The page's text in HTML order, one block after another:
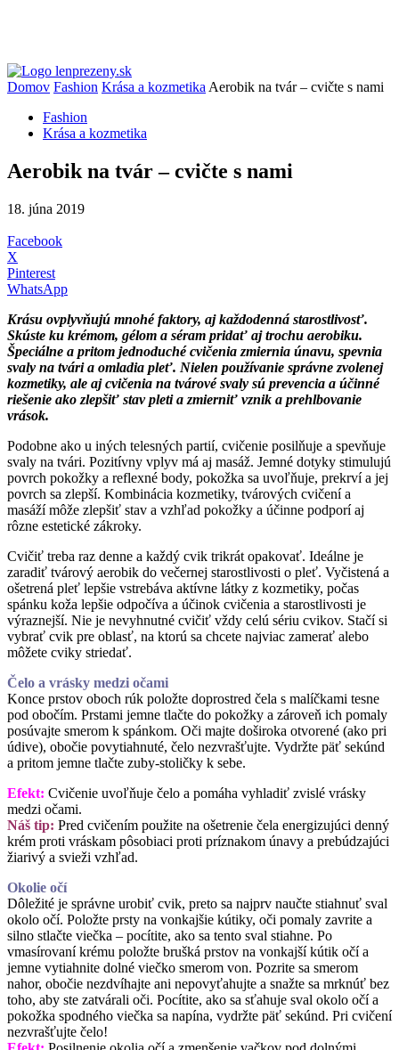
Domov Fashion Krása a kozmetika Aerobik na tvár – cvičte s nami
Fashion
Krása a kozmetika
Aerobik na tvár – cvičte s nami
18. júna 2019
Facebook
X
Pinterest
WhatsApp
Krásu ovplyvňujú mnohé faktory, aj každodenná starostlivosť.
Skúste ku krémom, gélom a séram pridať aj trochu aerobiku.
Špeciálne a pritom jednoduché cvičenia zmiernia únavu, spevnia
svaly na tvári a omladia pleť. Nielen používanie správne zvolenej
kozmetiky, ale aj cvičenia na tvárové svaly sú prevencia a účinné
riešenie ako zlepšiť stav pleti a zmierniť vznik a prehlbovanie
vrások.
Podobne ako u iných telesných partií, cvičenie posilňuje a spevňuje
svaly na tvári. Pozitívny vplyv má aj masáž. Jemné dotyky stimulujú
povrch pokožky a reflexné body, pokožka sa uvoľňuje, prekrví a jej
povrch sa zlepší. Kombinácia kozmetiky, tvárových cvičení a
masáží môže zlepšiť stav a vzhľad pokožky a účinne podporí aj
rôzne estetické zákroky.
Cvičiť treba raz denne a každý cvik trikrát opakovať. Ideálne je
zaradiť tvárový aerobik do večernej starostlivosti o pleť. Vyčistená a
ošetrená pleť lepšie vstrebáva aktívne látky z kozmetiky, počas
spánku koža lepšie odpočíva a účinok cvičenia a starostlivosti je
výraznejší. Nie je nevyhnutné cvičiť vždy celú sériu cvikov. Stačí si
vybrať cvik pre oblasť, na ktorú sa chcete najviac zamerať alebo
môžete cviky striedať.
Čelo a vrásky medzi očami
Konce prstov oboch rúk položte doprostred čela s malíčkami tesne
pod obočím. Prstami jemne tlačte do pokožky a zároveň ich pomaly
posúvajte smerom k spánkom. Oči majte doširoka otvorené (ako pri
údive), obočie povytiahnuté, čelo nezvrašťujte. Vydržte päť sekúnd
a pritom jemne tlačte zuby-stoličky k sebe.
Efekt: Cvičenie uvoľňuje čelo a pomáha vyhladiť zvislé vrásky
medzi očami.
Náš tip: Pred cvičením použite na ošetrenie čela energizujúci denný
krém proti vráskam pôsobiaci proti príznakom únavy a prebúdzajúci
žiarivý a svieži vzhľad.
Okolie očí
Dôležité je správne urobiť cvik, preto sa najprv naučte stiahnuť sval
okolo očí. Položte prsty na vonkajšie kútiky, oči pomaly zavrite a
silno stlačte viečka – pocítite, ako sa tento sval stiahne. Po
vmasírovaní krému položte brušká prstov na vonkajší kútik očí a
jemne vytiahnite dolné viečko smerom von. Pozrite sa smerom
nahor, obočie nezdvíhajte ani nepovyťahujte a snažte sa mrknúť bez
toho, aby ste zatvárali oči. Pocítite, ako sa sťahuje sval okolo očí a
pokožka spodného viečka sa napína, vydržte päť sekúnd. Pri cvičení
nezvrašťujte čelo!